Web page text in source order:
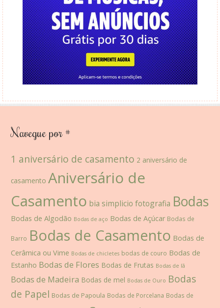
Navegue por #
1 aniversário de casamento 2 aniversário de
casamento Aniversário de
Casamento bia simplicio fotografia Bodas
Bodas de Algodão Bodas de aço Bodas de Açúcar Bodas de
Barro Bodas de Casamento Bodas de
Cerâmica ou Vime Bodas de chicletes bodas de couro Bodas de
Estanho Bodas de Flores Bodas de Frutas Bodas de lã
Bodas de Madeira Bodas de mel Bodas de Ouro Bodas
de Papel Bodas de Papoula Bodas de Porcelana Bodas de